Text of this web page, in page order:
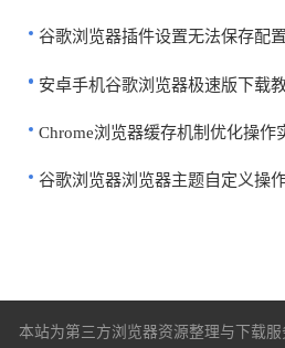
谷歌浏览器插件设置无法保存配
安卓手机谷歌浏览器极速版下载
Chrome浏览器缓存机制优化操作
谷歌浏览器浏览器主题自定义操
本站为第三方浏览器资源整理与下载服